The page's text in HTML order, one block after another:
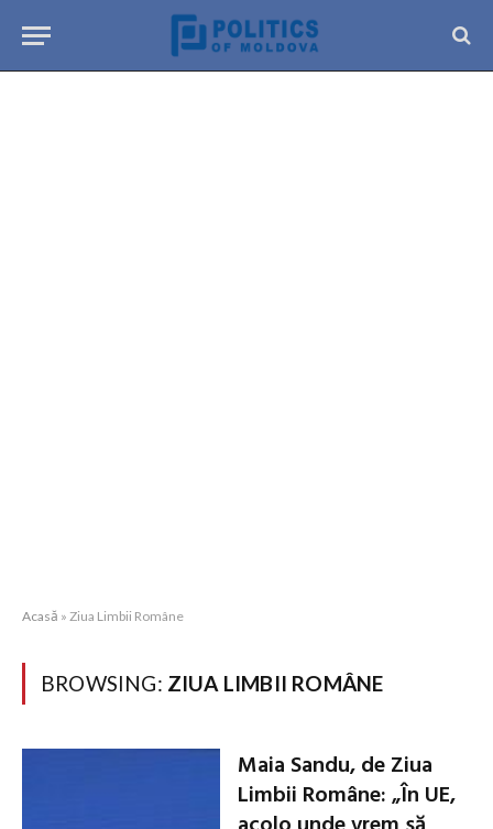
Acasă » Ziua Limbii Române
BROWSING: ZIUA LIMBII ROMÂNE
Maia Sandu, de Ziua
Limbii Române: „În UE,